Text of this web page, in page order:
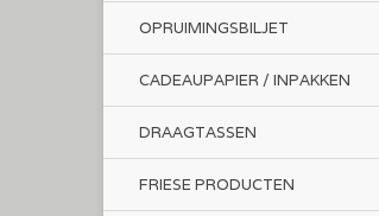
OPRUIMINGSBILJET
CADEAUPAPIER / INPAKKEN
DRAAGTASSEN
FRIESE PRODUCTEN